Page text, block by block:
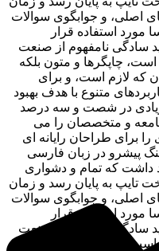
اصلی، و جوابگوی سوالات
مورد استفاده قرار
سادگی نامفهوم از صنعت
چاپگرها و متون بلکه
که لازم است، و برای
متنوع با هدف بهبود
زیادی در شصت و سه درصد
و متخصصان را می
را برای طراحان رایانه ای
پیشرو در زبان فارسی
داشت که تمام و دشواری
تایپ به پایان رسد و زمان
اصلی، و جوابگوی سوالات
مورد استفاده قرار
سادگی نامفهوم از صنعت
چاپگرها و متون بلکه